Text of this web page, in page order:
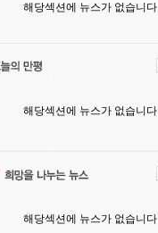
해당섹션에 뉴스가 없습니다
해당섹션에 뉴스가 없습니다
해당섹션에 뉴스가 없습니다